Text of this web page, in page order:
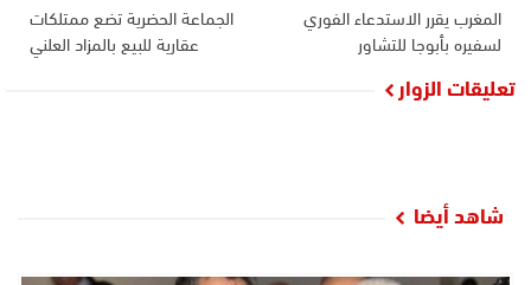
المغرب يقرر الاستدعاء الفوري
لسفيره بأبوجا للتشاور
الجماعة الحضرية تضع ممتلكات
عقارية للبيع بالمزاد العلني
تعليقات الزوار
شاهد أيضا